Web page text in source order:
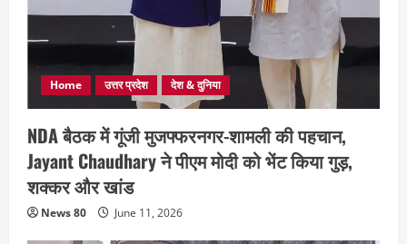
Home उत्तर प्रदेश देश & दुनिया
NDA बैठक में गूंजी मुजफ्फरनगर-शामली की पहचान,
Jayant Chaudhary ने पीएम मोदी को भेंट किया गुड़,
शक्कर और खांड
News 80 June 11, 2026